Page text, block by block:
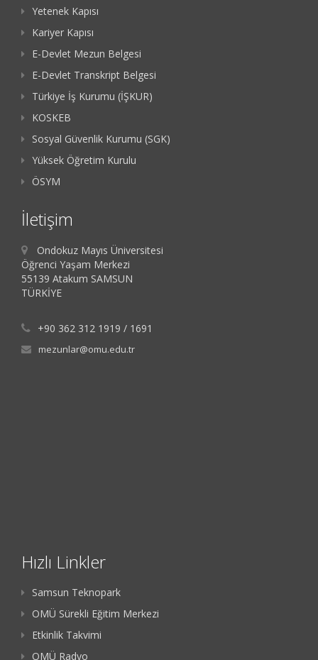
Yetenek Kapısı
Kariyer Kapısı
E-Devlet Mezun Belgesi
E-Devlet Transkript Belgesi
Türkiye İş Kurumu (İŞKUR)
KOSKEB
Sosyal Güvenlik Kurumu (SGK)
Yüksek Öğretim Kurulu
ÖSYM
İletişim
Ondokuz Mayıs Üniversitesi
Öğrenci Yaşam Merkezi
55139 Atakum SAMSUN
TÜRKİYE
+90 362 312 1919 / 1691
mezunlar@omu.edu.tr
Hızlı Linkler
Samsun Teknopark
OMÜ Sürekli Eğitim Merkezi
Etkinlik Takvimi
OMÜ Radyo